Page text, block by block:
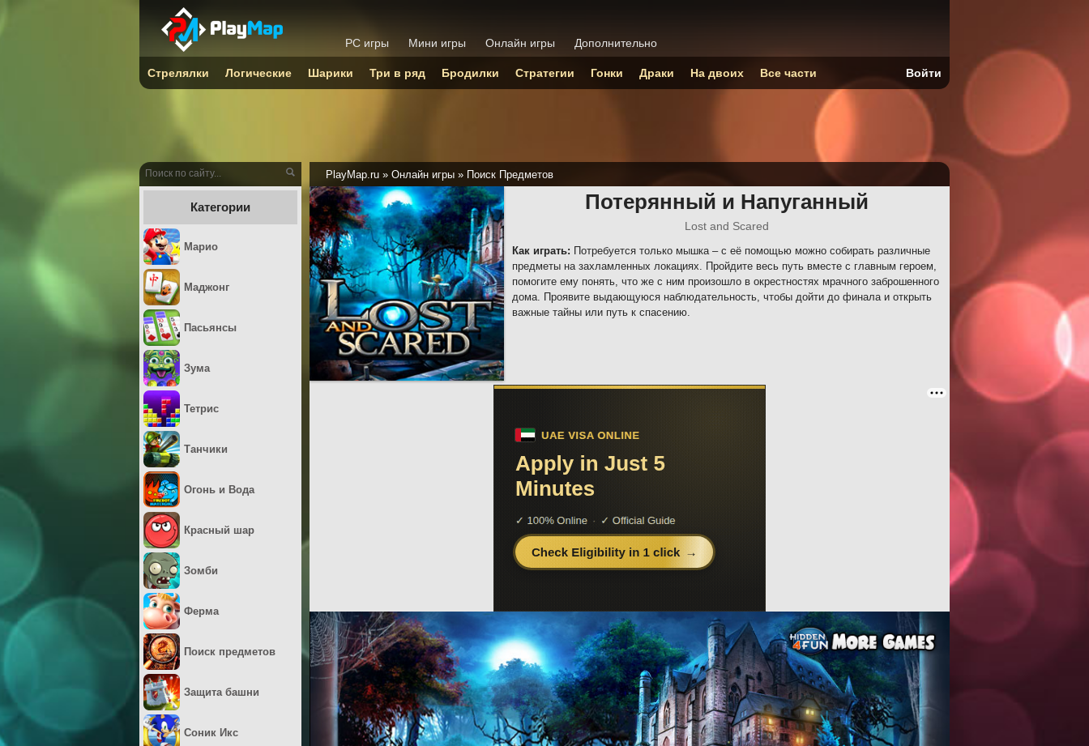
PlayMap.ru » Онлайн игры » Поиск Предметов
Потерянный и Напуганный
Lost and Scared
Как играть: Потребуется только мышка – с её помощью можно собирать различные
предметы на захламленных локациях. Пройдите весь путь вместе с главным героем,
помогите ему понять, что же с ним произошло в окрестностях мрачного заброшенного
дома. Проявите выдающуюся наблюдательность, чтобы дойти до финала и открыть
важные тайны или путь к спасению.
Категории
Марио
Маджонг
Пасьянсы
Зума
Тетрис
Танчики
Огонь и Вода
Красный шар
Зомби
Ферма
Поиск предметов
Защита башни
Соник Икс
PC игры Мини игры Онлайн игры Дополнительно
Стрелялки Логические Шарики Три в ряд Бродилки Стратегии Гонки Драки На двоих Все части Войти